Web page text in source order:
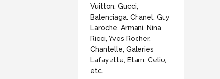
Vuitton, Gucci,
Balenciaga, Chanel, Guy
Laroche, Armani, Nina
Ricci, Yves Rocher,
Chantelle, Galeries
Lafayette, Etam, Celio,
etc.